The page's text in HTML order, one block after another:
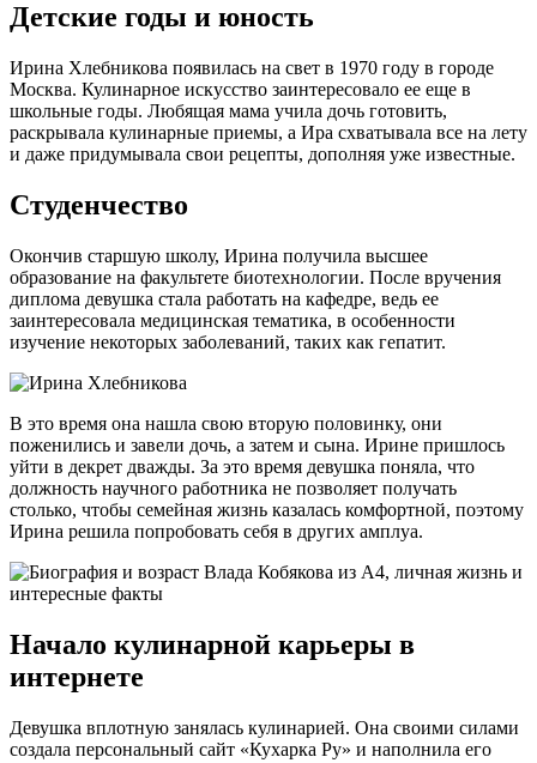
Детские годы и юность
Ирина Хлебникова появилась на свет в 1970 году в городе
Москва. Кулинарное искусство заинтересовало ее еще в
школьные годы. Любящая мама учила дочь готовить,
раскрывала кулинарные приемы, а Ира схватывала все на лету
и даже придумывала свои рецепты, дополняя уже известные.
Студенчество
Окончив старшую школу, Ирина получила высшее
образование на факультете биотехнологии. После вручения
диплома девушка стала работать на кафедре, ведь ее
заинтересовала медицинская тематика, в особенности
изучение некоторых заболеваний, таких как гепатит.
В это время она нашла свою вторую половинку, они
поженились и завели дочь, а затем и сына. Ирине пришлось
уйти в декрет дважды. За это время девушка поняла, что
должность научного работника не позволяет получать
столько, чтобы семейная жизнь казалась комфортной, поэтому
Ирина решила попробовать себя в других амплуа.
Начало кулинарной карьеры в
интернете
Девушка вплотную занялась кулинарией. Она своими силами
создала персональный сайт «Кухарка Ру» и наполнила его